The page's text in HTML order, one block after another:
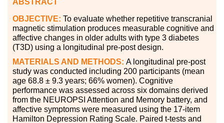
ABSTRACT
OBJECTIVE: To evaluate whether repetitive transcranial
magnetic stimulation produces measurable cognitive and
affective changes in older adults with type 3 diabetes
(T3D) using a longitudinal pre-post design.
MATERIALS AND METHODS: A longitudinal pre-post
study was conducted including 200 participants (mean
age 68.8 ± 9.3 years; 66% women). Cognitive
performance was assessed across six domains derived
from the NEUROPSI Attention and Memory battery, and
affective symptoms were measured using the 17-item
Hamilton Depression Rating Scale. Paired t-tests and